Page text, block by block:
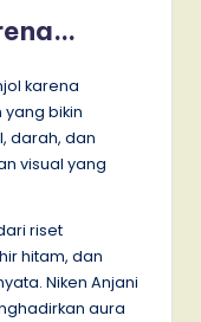
karena
bikin
darah, dan
visual yang
riset
hitam, dan
Niken Anjani
aura